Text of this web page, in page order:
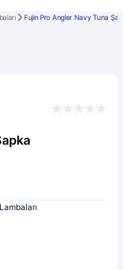
Fujin Pro Angler Navy Tuna